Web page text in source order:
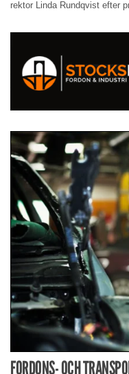
rektor Linda Rundqvist efter
FORDONS- OCH